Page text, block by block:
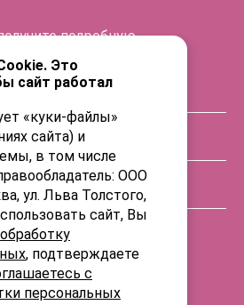
подробную
Это
сайт работал
«куки-файлы»
сайта) и
в том числе
ООО
ул. Льва Толстого,
сайт, Вы
, подтверждаете
с
персональных